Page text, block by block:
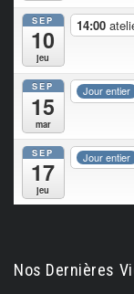
SEP
10
jeu
14:00
SEP
15
mar
Jour entier
SEP
17
jeu
Jour entier
Nos Dernières